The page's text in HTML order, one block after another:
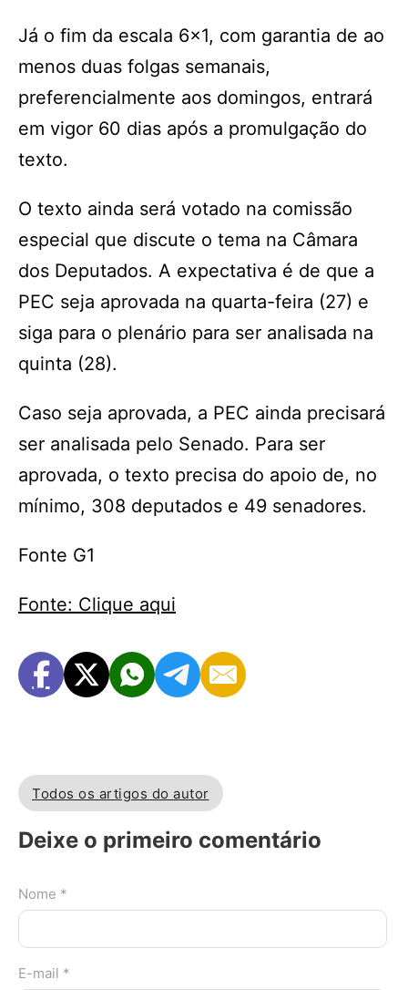
Já o fim da escala 6×1, com garantia de ao
menos duas folgas semanais,
preferencialmente aos domingos, entrará
em vigor 60 dias após a promulgação do
texto.
O texto ainda será votado na comissão
especial que discute o tema na Câmara
dos Deputados. A expectativa é de que a
PEC seja aprovada na quarta-feira (27) e
siga para o plenário para ser analisada na
quinta (28).
Caso seja aprovada, a PEC ainda precisará
ser analisada pelo Senado. Para ser
aprovada, o texto precisa do apoio de, no
mínimo, 308 deputados e 49 senadores.
Fonte G1
Fonte: Clique aqui
Todos os artigos do autor
Deixe o primeiro comentário
Nome *
E-mail *